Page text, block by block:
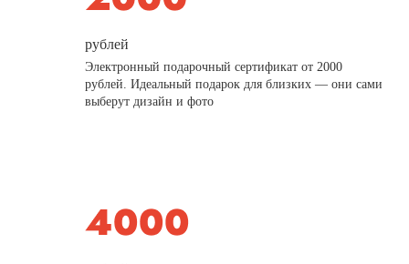
рублей
Электронный подарочный сертификат от 2000
рублей. Идеальный подарок для близких — они сами
выберут дизайн и фото